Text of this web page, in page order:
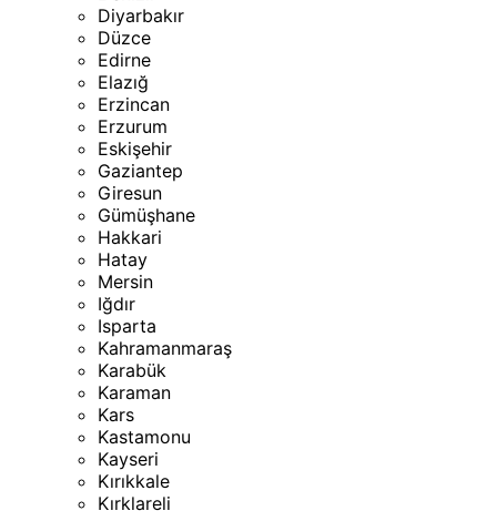
Diyarbakır
Düzce
Edirne
Elazığ
Erzincan
Erzurum
Eskişehir
Gaziantep
Giresun
Gümüşhane
Hakkari
Hatay
Mersin
Iğdır
Isparta
Kahramanmaraş
Karabük
Karaman
Kars
Kastamonu
Kayseri
Kırıkkale
Kırklareli